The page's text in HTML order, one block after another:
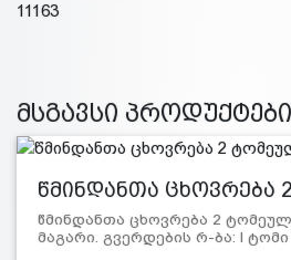
11163
მსგავსი პროდუქტები
წმინდანთა ცხოვრება
წმინდანთა ცხოვრება 2
მაგარი. გვერდების რ-ბა: l